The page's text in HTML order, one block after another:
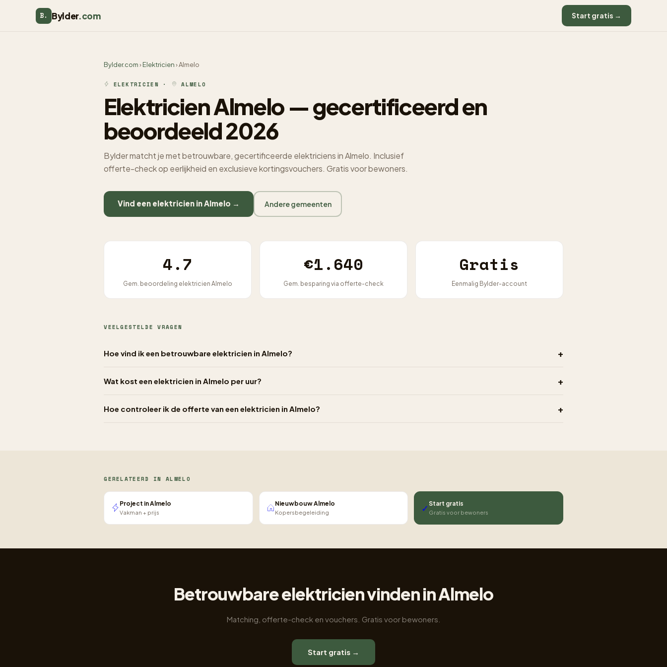
B. Bylder.com Start gratis →
Bylder.com›Elektricien› Almelo
ELEKTRICIEN · ALMELO
Elektricien Almelo — gecertificeerd en
beoordeeld 2026
Bylder matcht je met betrouwbare, gecertificeerde elektriciens in Almelo. Inclusief
offerte-check op eerlijkheid en exclusieve kortingsvouchers. Gratis voor bewoners.
Vind een elektricien in Almelo → Andere gemeenten
4.7
Gem. beoordeling elektricien Almelo
€1.640
Gem. besparing via offerte-check
Gratis
Eenmalig Bylder-account
VEELGESTELDE VRAGEN
Hoe vind ik een betrouwbare elektricien in Almelo? +
Wat kost een elektricien in Almelo per uur? +
Hoe controleer ik de offerte van een elektricien in Almelo? +
GERELATEERD IN ALMELO
Project in Almelo
Vakman + prijs
Nieuwbouw Almelo
Kopersbegeleiding ✓Start gratis
Gratis voor bewoners
Betrouwbare elektricien vinden in Almelo
Matching, offerte-check en vouchers. Gratis voor bewoners.
Start gratis →